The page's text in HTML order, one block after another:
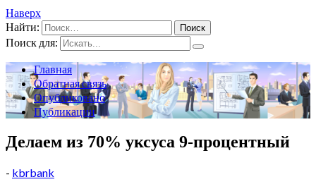
Наверх
Найти:
Поиск для:
Главная
Обратная связь
Опубликовано
Публикации
Делаем из 70% уксуса 9-процентный
- kbrbank